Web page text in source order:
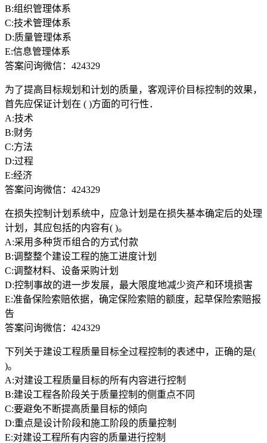
B:组织管理体系
C:技术管理体系
D:质量管理体系
E:信息管理体系
答案问询微信：424329
为了提高目标规划和计划的质量，客观评价目标控制的效果，
首先应保证计划在 ( )方面的可行性．
A:技术
B:财务
C:方法
D:过程
E:经济
答案问询微信：424329
在损失控制计划系统中，应急计划是在损失基本确定后的处理
计划，其应包括的内容有( )。
A:采用多种货币组合的方式付款
B:调整整个建设工程的施工进度计划
C:调整材料、设备采购计划
D:控制事故的进一步发展，最大限度地减少资产和环境损害
E:准备保险索赔依据，确定保险索赔的额度，起草保险索赔报
告
答案问询微信：424329
下列关于建设工程质量目标全过程控制的表述中，正确的是(
)。
A:对建设工程质量目标的所有内容进行控制
B:建设工程各阶段关于质量控制的侧重点不同
C:要避免不断提高质量目标的倾向
D:重点是设计阶段和施工阶段的质量控制
E:对建设工程所有内容的质量进行控制